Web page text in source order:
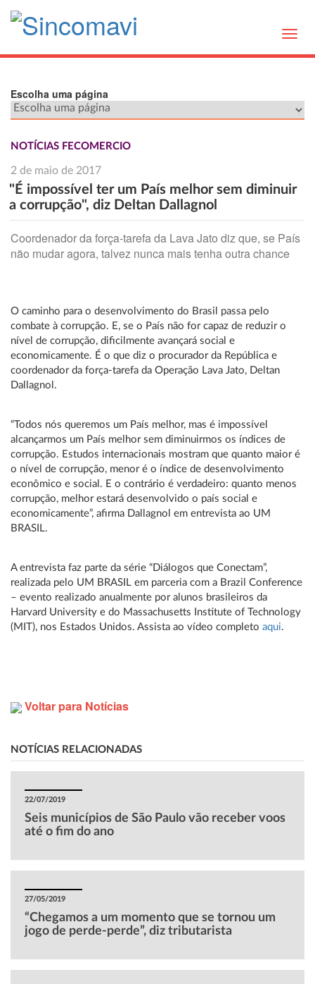
Escolha uma página
NOTÍCIAS FECOMERCIO
2 de maio de 2017
"É impossível ter um País melhor sem diminuir
a corrupção", diz Deltan Dallagnol
Coordenador da força-tarefa da Lava Jato diz que, se País
não mudar agora, talvez nunca mais tenha outra chance
O caminho para o desenvolvimento do Brasil passa pelo
combate à corrupção. E, se o País não for capaz de reduzir o
nível de corrupção, dificilmente avançará social e
economicamente. É o que diz o procurador da República e
coordenador da força-tarefa da Operação Lava Jato, Deltan
Dallagnol.
“Todos nós queremos um País melhor, mas é impossível
alcançarmos um País melhor sem diminuirmos os índices de
corrupção. Estudos internacionais mostram que quanto maior é
o nível de corrupção, menor é o índice de desenvolvimento
econômico e social. E o contrário é verdadeiro: quanto menos
corrupção, melhor estará desenvolvido o país social e
economicamente”, afirma Dallagnol em entrevista ao UM
BRASIL.
A entrevista faz parte da série “Diálogos que Conectam”,
realizada pelo UM BRASIL em parceria com a Brazil Conference
– evento realizado anualmente por alunos brasileiros da
Harvard University e do Massachusetts Institute of Technology
(MIT), nos Estados Unidos. Assista ao vídeo completo aqui.
Voltar para Notícias
NOTÍCIAS RELACIONADAS
22/07/2019
Seis municípios de São Paulo vão receber voos
até o fim do ano
27/05/2019
“Chegamos a um momento que se tornou um
jogo de perde-perde”, diz tributarista